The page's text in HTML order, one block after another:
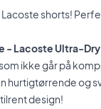
shorts!
Lacoste Ultra-Dry
ikke går på
hurtigtørrende og
design!